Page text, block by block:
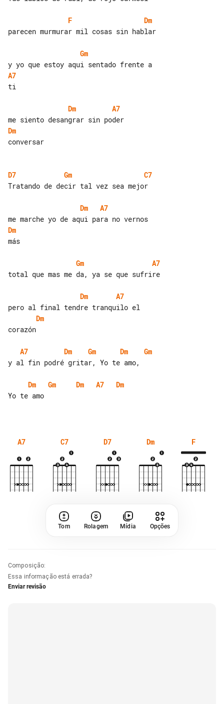
F
Dm
parecen murmurar mil cosas sin hablar
Gm
A7
ti
Dm
A7
Dm
conversar
D7 Gm
C7
Tratando de decir tal vez sea mejor
Dm
A7
Dm
más
Gm
A7
total que mas me da, ya se que sufrire
Dm
A7
Dm
corazón
A7 Dm Gm Dm
Gm
y al fin podré gritar, Yo te amo,
Dm Gm Dm A7
Dm
Yo te amo
A7 C7 D7 Dm F
Tom Rolagem Mídia Opções
Composição:
Essa informação está errada?
Enviar revisão